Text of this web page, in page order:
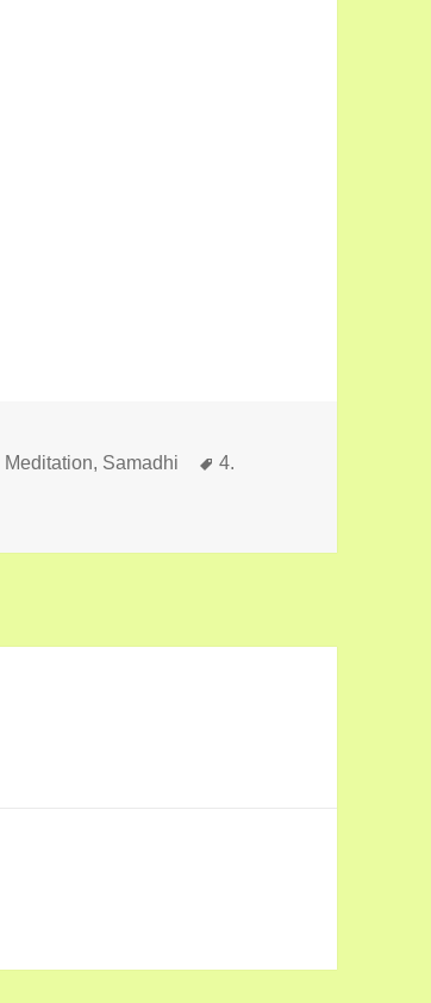
Meditation, Samadhi Schlagwörter
4.